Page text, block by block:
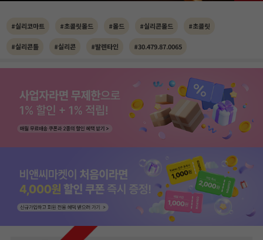
#실리코마트 #초콜릿몰드 #몰드 #실리콘몰드 #초콜릿
#실리콘틀 #실리콘 #발렌타인 #30.479.87.0065